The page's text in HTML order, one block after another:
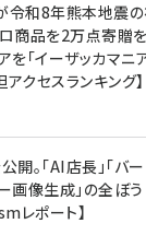
令和8年熊本地震
商品を2万点寄贈
「イーザッカマニ
クセスランキング】
開。「AI店長」「バー
画像生成」の全ぼう
レポート】